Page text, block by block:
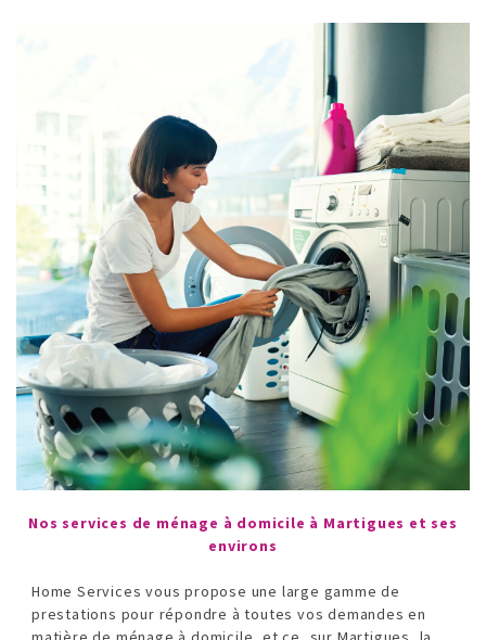
Nos services de ménage à domicile à Martigues et ses
environs
Home Services vous propose une large gamme de
prestations pour répondre à toutes vos demandes en